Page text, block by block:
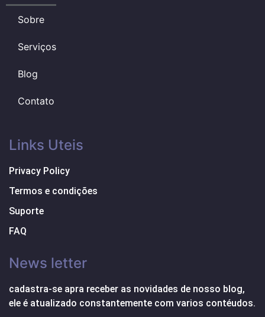
Sobre
Serviços
Blog
Contato
Links Uteis
Privacy Policy
Termos e condições
Suporte
FAQ
News letter
cadastra-se apra receber as novidades de nosso blog,
ele é atualizado constantemente com varios contéudos.